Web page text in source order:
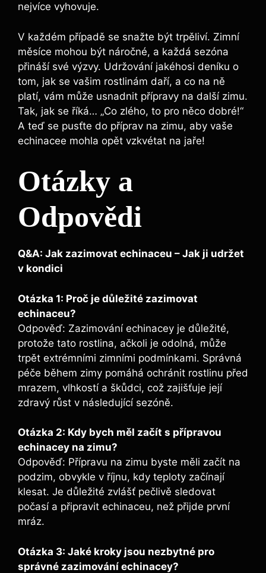
nejvíce vyhovuje.
V každém případě⁢ se snažte být trpěliví. Zimní
měsíce mohou být náročné, a každá sezóna
přináší své výzvy. Udržování ⁤jakéhosi deníku o
⁣tom, ‍jak se vašim rostlinám daří, a co⁢ na ně
platí, vám může usnadnit​ přípravy na další zimu.
Tak, jak ⁣se​ říká… „Co zlého, ⁤to pro něco dobré!“
‍A‌ teď se pusťte do příprav na zimu, aby vaše⁢
echinacee ⁤mohla ⁢opět vzkvétat‌ na jaře!
Otázky a
Odpovědi
Q&A:‌ Jak​ zazimovat echinaceu – Jak ji udržet
v kondici
Otázka 1: ‌Proč ‍je důležité zazimovat
echinaceu?
Odpověď:​ Zazimování echinacey ⁢je důležité,
protože⁣ tato‍ rostlina, ačkoli ‍je odolná,⁣ může
trpět⁤ extrémními zimními podmínkami. ‌Správná
péče během zimy⁣ pomáhá ochránit rostlinu před
mrazem, vlhkostí a škůdci, což zajišťuje její
‌zdravý růst ‍v následující sezóně.
Otázka 2: Kdy bych měl začít s přípravou
echinacey na zimu?
Odpověď: Přípravu na‌ zimu byste měli ⁤začít na ​
podzim, ⁤obvykle v říjnu, kdy teploty začínají
klesat.⁣ Je důležité zvlášť pečlivě⁣ sledovat
počasí ⁣a připravit echinaceu, než přijde⁤ první
mráz.
Otázka 3: Jaké ​kroky jsou nezbytné ⁤pro
správné‌ zazimování echinacey?